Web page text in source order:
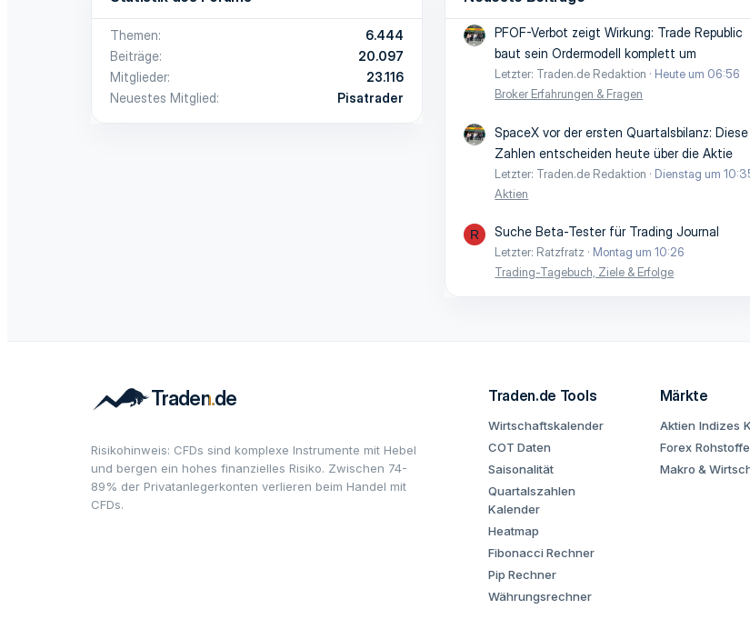
Themen
6.444
Beiträge
20.097
Mitglieder
23.116
Neuestes Mitglied
Pisatrader
PFOF-Verbot zeigt Wirkung: Trade Republic
baut sein Ordermodell komplett um
Letzter: Traden.de Redaktion
Heute um 06:56
Broker Erfahrungen & Fragen
SpaceX vor der ersten Quartalsbilanz: Diese
Zahlen entscheiden heute über die Aktie
Letzter: Traden.de Redaktion
Dienstag um
Aktien
R Suche Beta-Tester für Trading Journal
Letzter: Ratzfratz
Montag um 10:26
Trading-Tagebuch, Ziele & Erfolge
Risikohinweis: CFDs sind komplexe Instrumente mit Hebel
und bergen ein hohes finanzielles Risiko. Zwischen 74-
89% der Privatanlegerkonten verlieren beim Handel mit
CFDs.
Traden.de Tools
Wirtschaftskalender
COT Daten
Saisonalität
Quartalszahlen
Kalender
Heatmap
Fibonacci Rechner
Pip Rechner
Währungsrechner
Märkte
Aktien Indizes
Forex Rohstoffe
Makro &